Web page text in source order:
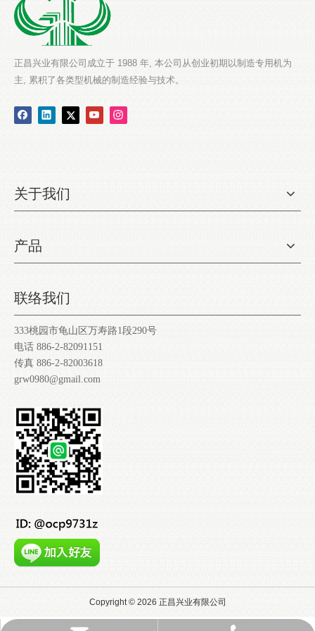
正昌兴业有限公司成立于 1988 年, 本公司从创业初期以制造专用机为
主, 累积了各类型机械的制造经验与技术。
关于我们
产品
联络我们
333桃园市龟山区万寿路1段290号
电话 886-2-82091151
传真 886-2-82003618
grw0980@gmail.com
Copyright © 2026 正昌兴业有限公司